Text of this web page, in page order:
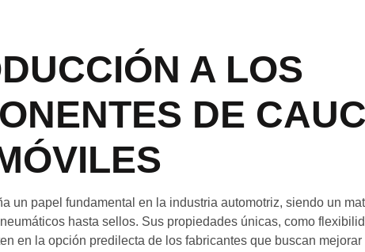
A LOS
DE
un papel fundamental en la industria automotriz, siendo un
hasta sellos. Sus propiedades únicas, como
en la opción predilecta de los fabricantes que buscan